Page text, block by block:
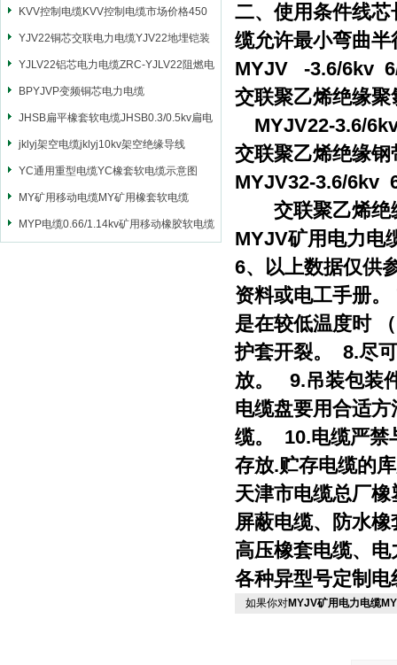
缆
KVV控制电缆KVV控制电缆市场价格450
YJV22铜芯交联电力电缆YJV22地埋铠装
电源电缆
YJLV22铝芯电力电缆ZRC-YJLV22阻燃电
力电缆
BPYJVP变频铜芯电力电缆
JHSB扁平橡套软电缆JHSB0.3/0.5kv扁电
缆
jklyj架空电缆jklyj10kv架空绝缘导线
YC通用重型电缆YC橡套软电缆示意图
MY矿用移动电缆MY矿用橡套软电缆
MYP电缆0.66/1.14kv矿用移动橡胶软电缆
二、使用条件线
缆允许最小弯曲
MYJV -3.6/6kv
交联聚乙烯绝缘
MYJV22-3.6/
交联聚乙烯绝缘
MYJV32-3.6/6kv
交联聚乙烯绝缘
MYJV矿用电力电
6、以上数据仅供
资料或电工手册
是在较低温度时
护套开裂。 8.尽
放。 9.吊装包装
电缆盘要用合适
缆。 10.电缆严禁
存放.贮存电缆的
天津市电缆总厂
屏蔽电缆、防水
高压橡套电缆、
各种异型号定制
如果你对MYJV矿用电力电缆